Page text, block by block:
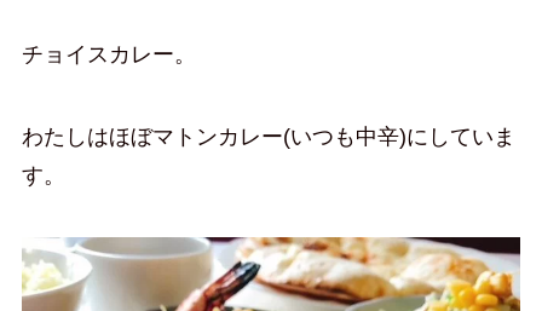
チョイスカレー。
わたしはほぼマトンカレー(いつも中辛)にしていま
す。